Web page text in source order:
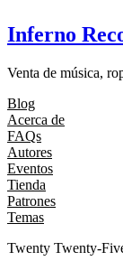
Inferno
Venta de música,
Blog
Acerca de
FAQs
Autores
Eventos
Tienda
Patrones
Temas
Twenty Twenty-